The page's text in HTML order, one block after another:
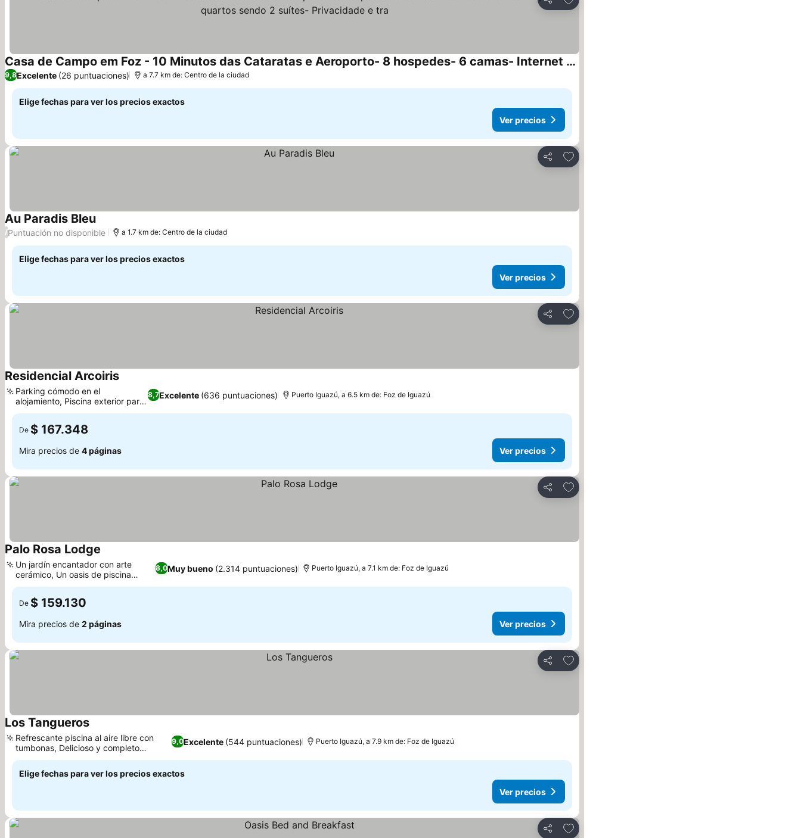
Compartir
Casa de Campo em Foz - 10 Minutos das Cataratas e Aeroporto- 8 hospedes- 6 camas- Internet Fibra 200 Mbps- 4 quartos sendo 2 suítes- Privacidade e tra
Ver precios
9,8Excelente (26 puntuaciones) a 7.7 km de: Centro de la ciudad
Elige fechas para ver los precios exactos
Ver precios
Compartir
Agregar a favoritos
Au Paradis BleuVer precios
/Puntuación no disponible a 1.7 km de: Centro de la ciudad
Elige fechas para ver los precios exactos
Ver precios
Compartir
Agregar a favoritos
Residencial ArcoirisVer precios
8,7Excelente (636 puntuaciones)
Parking cómodo en el
alojamiento, Piscina exterior para
refrescarte
Puerto Iguazú, a 6.5 km de: Foz de Iguazú
De $ 167.348
Mira precios de 4 páginas Ver precios
Compartir
Agregar a favoritos
Palo Rosa Lodge
8,0Muy bueno (2.314 puntuaciones)
Un jardín encantador con arte
cerámico, Un oasis de piscina
exterior enorme
Puerto Iguazú, a 7.1 km de: Foz de Iguazú
De $ 159.130
Mira precios de 2 páginas Ver precios
Compartir
Agregar a favoritos
Los TanguerosVer precios
9,0Excelente (544 puntuaciones)
Refrescante piscina al aire libre con
tumbonas, Delicioso y completo
desayuno casero.
Puerto Iguazú, a 7.9 km de: Foz de Iguazú
Elige fechas para ver los precios exactos
Ver precios
Compartir
Agregar a favoritos